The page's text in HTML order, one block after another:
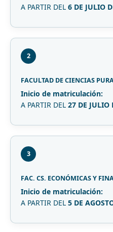
A PARTIR DEL 6 DE JULIO
2
FACULTAD DE CIENCIAS
Inicio de matriculación:
A PARTIR DEL 27 DE JULIO
3
FAC. CS. ECONÓMICAS Y
Inicio de matriculación:
A PARTIR DEL 5 DE